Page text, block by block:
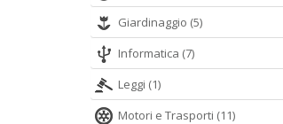
Giardinaggio (5)
Informatica (7)
Leggi (1)
Motori e Trasporti (11)